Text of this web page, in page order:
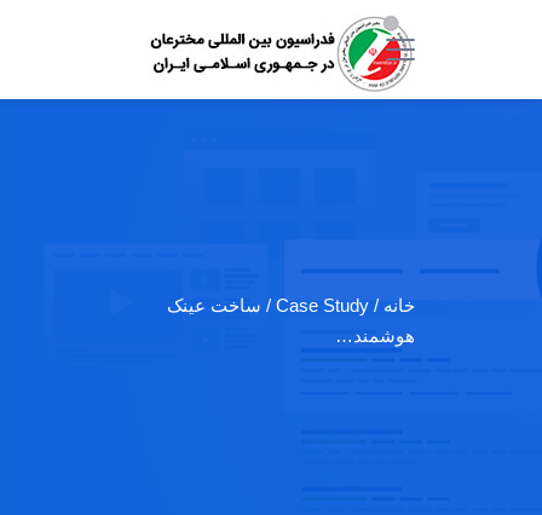
خانه
/ Case Study / ساخت عینک
هوشمند…